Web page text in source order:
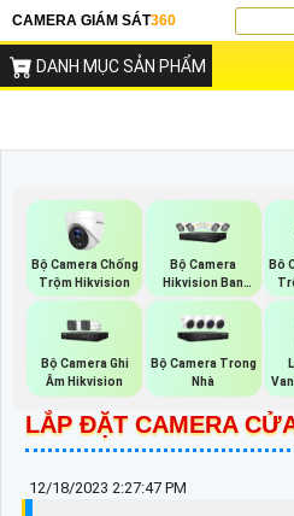
CAMERA GIÁM SÁT360
DANH MỤC SẢN PHẨM
Bộ Camera Chống
Trộm Hikvision
Bộ Camera
Hikvision Ban
Đêm Có Màu
Bô
Bộ Camera Ghi
Âm Hikvision
Bộ Camera Trong
Nhà
LẮP ĐẶT CAMERA
12/18/2023 2:27:47 PM